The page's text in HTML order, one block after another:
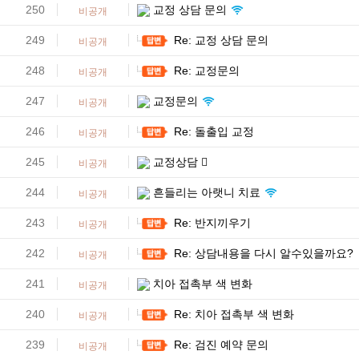
250 비공개 교정 상담 문의
249 비공개 Re: 교정 상담 문의
248 비공개 Re: 교정문의
247 비공개 교정문의
246 비공개 Re: 돌출입 교정
245 비공개 교정상담
244 비공개 흔들리는 아랫니 치료
243 비공개 Re: 반지끼우기
242 비공개 Re: 상담내용을 다시 알수있을까요?
241 비공개 치아 접촉부 색 변화
240 비공개 Re: 치아 접촉부 색 변화
239 비공개 Re: 검진 예약 문의